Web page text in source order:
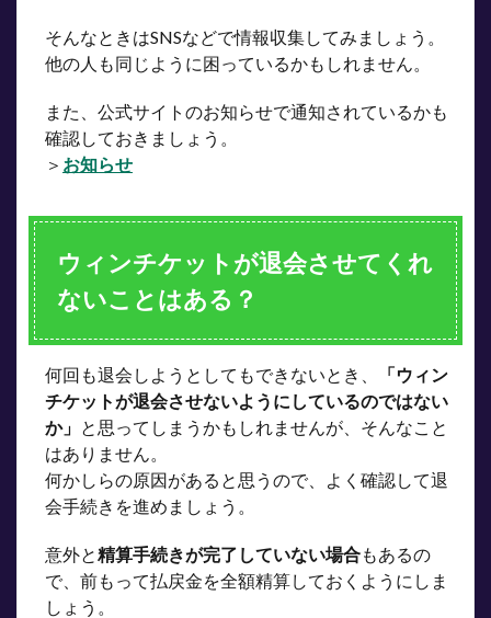
そんなときはSNSなどで情報収集してみましょう。
他の人も同じように困っているかもしれません。
また、公式サイトのお知らせで通知されているかも
確認しておきましょう。
＞ お知らせ
ウィンチケットが退会させてくれ
ないことはある？
何回も退会しようとしてもできないとき、
「ウィン
チケットが退会させないようにしているのではない
か」 と思ってしまうかもしれませんが、そんなこと
はありません。
何かしらの原因があると思うので、よく確認して退
会手続きを進めましょう。
意外と精算手続きが完了していない場合もあるの
で、前もって払戻金を全額精算しておくようにしま
しょう。